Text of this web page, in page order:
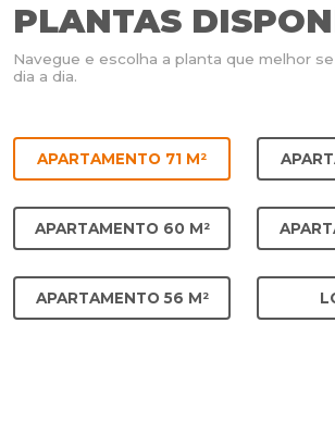
PLANTAS
Navegue e escolha a planta que melhor
dia a dia.
APARTAMENTO 71 M²
APARTAMENTO 60 M²
APARTAMENTO 56 M²